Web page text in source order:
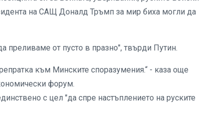
на САЩ Доналд Тръмп за мир биха могли да
преливаме от пусто в празно", твърди Путин.
към Минските споразумения.“ - каза още
форум.
с цел "да спре настъплението на руските